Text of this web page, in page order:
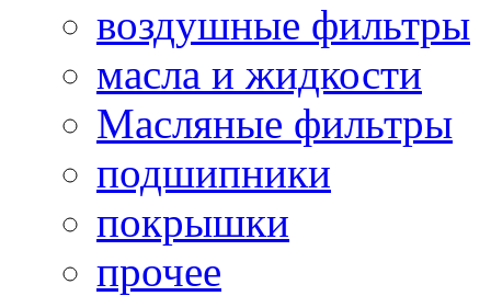
воздушные фильтры
масла и жидкости
Масляные фильтры
подшипники
покрышки
прочее